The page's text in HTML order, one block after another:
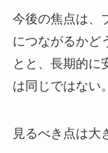
今後の焦点は、
につながるかど
とと、長期的に
は同じではない。
見るべき点は大